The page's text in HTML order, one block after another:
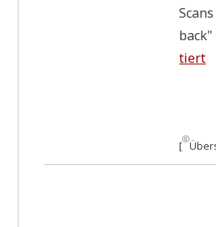
back"
tiert
[
ⓒ